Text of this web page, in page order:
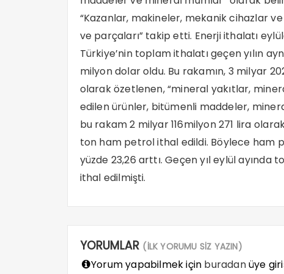
“Kazanlar, makineler, mekanik cihazlar
ve parçaları” takip etti. Enerji ithalatı
Türkiye’nin toplam ithalatı geçen yılın
milyon dolar oldu. Bu rakamın, 3 milyar
olarak özetlenen, “mineral yakıtlar,
edilen ürünler, bitümenli maddeler,
bu rakam 2 milyar 116milyon 271 lira
ton ham petrol ithal edildi. Böylece ham
yüzde 23,26 arttı. Geçen yıl eylül
ithal edilmişti.
YORUMLAR (İLK YORUMU SİZ YAZIN)
Yorum yapabilmek için buradanüye